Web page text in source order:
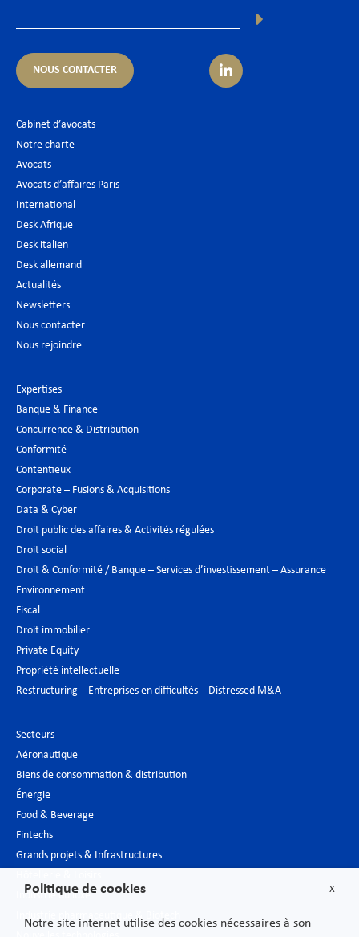
NOUS CONTACTER
Cabinet d’avocats
Notre charte
Avocats
Avocats d’affaires Paris
International
Desk Afrique
Desk italien
Desk allemand
Actualités
Newsletters
Nous contacter
Nous rejoindre
Expertises
Banque & Finance
Concurrence & Distribution
Conformité
Contentieux
Corporate – Fusions & Acquisitions
Data & Cyber
Droit public des affaires & Activités régulées
Droit social
Droit & Conformité / Banque – Services d’investissement – Assurance
Environnement
Fiscal
Droit immobilier
Private Equity
Propriété intellectuelle
Restructuring – Entreprises en difficultés – Distressed M&A
Secteurs
Aéronautique
Biens de consommation & distribution
Énergie
Food & Beverage
Fintechs
Grands projets & Infrastructures
Industrie du luxe
Industrie pharmaceutique & Biotech
X
Politique de cookies
Notre site internet utilise des cookies nécessaires à son